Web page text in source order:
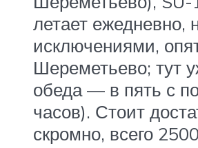
летает ежедневно,
исключениями,
Шереметьево; тут
обеда — в пять с
часов). Стоит
скромно, всего